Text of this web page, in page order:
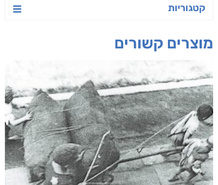
קטגוריות
מוצרים קשורים